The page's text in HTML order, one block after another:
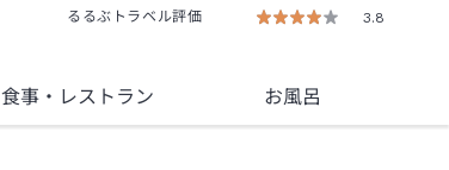
るるぶトラベル評価
3.8
食事・レストラン お風呂